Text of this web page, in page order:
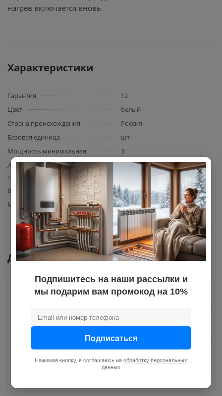
нагрев включается вновь
Характеристики
Гарантия
12
Цвет
белый
Страна происхождения
Россия
Базовая единица
шт
Мощность минимальная
3
Диапазон регулируемой
температуры
30–120°С
Вид комплектующего
управляющий модуль
Материал изготовления
сталь
Документы
Как купить
Оплата
×
Подпишитесь на наши рассылки и
мы подарим вам промокод на 10%
Подписаться
Нажимая кнопку, я соглашаюсь на обработку персональных
данных